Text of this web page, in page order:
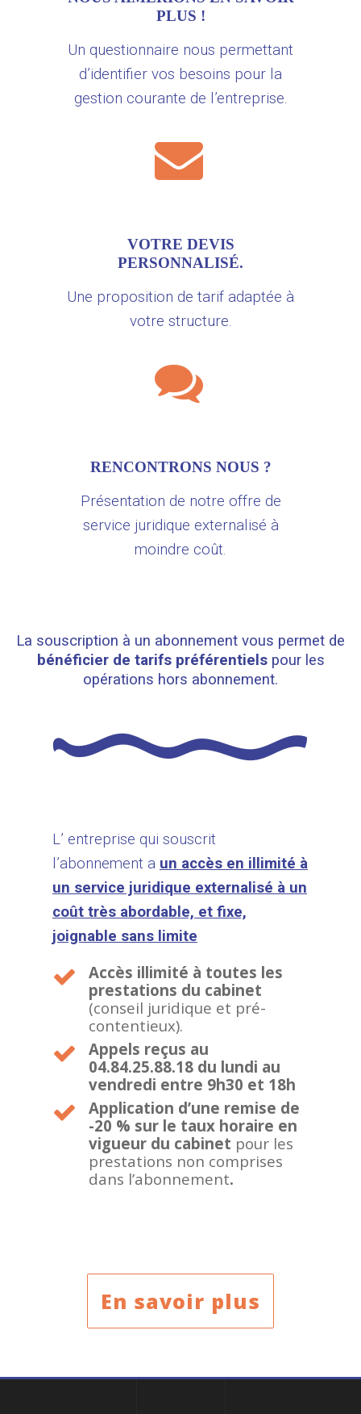
PLUS !
Un questionnaire nous permettant
d’identifier vos besoins pour la
gestion courante de l’entreprise.
VOTRE DEVIS
PERSONNALISÉ.
Une proposition de tarif adaptée à
votre structure.
RENCONTRONS NOUS ?
Présentation de notre offre de
service juridique externalisé à
moindre coût.
La souscription à un abonnement vous permet de
bénéficier de tarifs préférentielspour les
opérations hors abonnement.
L’ entreprise qui souscrit
l’abonnement a un accès en illimité à
un service juridique externalisé à un
coût très abordable, et fixe,
joignable sans limite
Accès illimité à toutes les
prestations du cabinet
(conseil juridique et pré-
contentieux).
Appels reçus au
04.84.25.88.18 du lundi au
vendredi entre 9h30 et 18h
Application d’une remise de
-20 % sur le taux horaire en
vigueur du cabinet pour les
prestations non comprises
dans l’abonnement.
En savoir plus